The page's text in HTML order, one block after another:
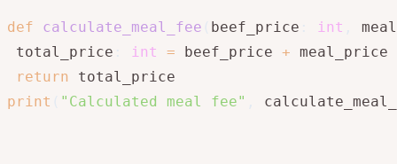
def calculate_meal_fee beef_price int
total_price
int = beef_price + meal_price
return
print
"Calculated meal fee"